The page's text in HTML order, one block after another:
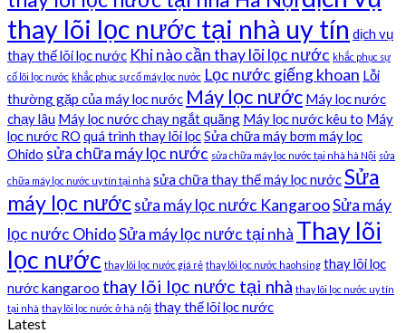
thay lõi lọc nước tại nhà uy tín dịch vụ
thay thế lõi lọc nước Khi nào cần thay lõi lọc nước khắc phục sự
cố lõi lọc nước khắc phục sự cố máy lọc nước Lọc nước giếng khoan Lỗi
thường gặp của máy lọc nước Máy lọc nước Máy lọc nước
chạy lâu Máy lọc nước chạy ngắt quãng Máy lọc nước kêu to Máy
lọc nước RO quá trình thay lõi lọcSửa chữa máy bơm máy lọc
Ohido sửa chữa máy lọc nước sửa chữa máy lọc nước tại nhà hà Nội sửa
chữa máy lọc nước uy tín tại nhà sửa chữa thay thế máy lọc nướcSửa
máy lọc nướcsửa máy lọc nước KangarooSửa máy
lọc nước OhidoSửa máy lọc nước tại nhà Thay lõi
lọc nước thay lõi lọc nước giá rẻ thay lõi lọc nước haohsing thay lõi lọc
nước kangaroo thay lõi lọc nước tại nhà thay lõi lọc nước uy tín
tại nhà thay lõi lọc nước ở hà nội thay thế lõi lọc nước
Latest